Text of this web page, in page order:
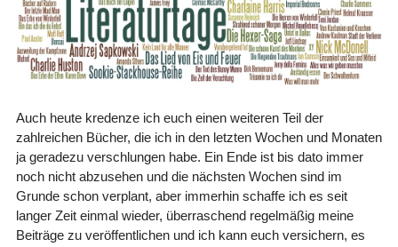
Auch heute kredenze ich euch einen weiteren Teil der
zahlreichen Bücher, die ich in den letzten Wochen und Monaten
ja geradezu verschlungen habe. Ein Ende ist bis dato immer
noch nicht abzusehen und die nächsten Wochen sind im
Grunde schon verplant, aber immerhin schaffe ich es seit
langer Zeit einmal wieder, überraschend regelmäßig meine
Beiträge zu veröffentlichen und ich kann euch versichern, es